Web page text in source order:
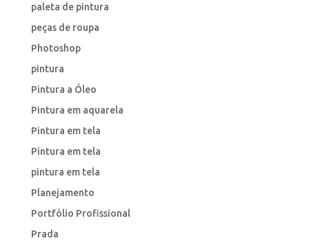
paleta de pintura
peças de roupa
Photoshop
pintura
Pintura a Óleo
Pintura em aquarela
Pintura em tela
Pintura em tela
pintura em tela
Planejamento
Portfólio Profissional
Prada